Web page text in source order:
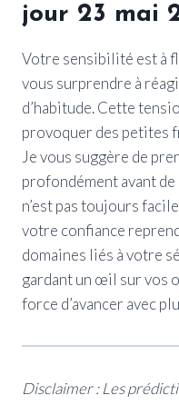
jour 23 mai
Votre sensibilité est à
vous surprendre à
d’habitude. Cette
provoquer des petites
Je vous suggère de
profondément avant
n’est pas toujours
votre confiance
domaines liés à votre
gardant un œil sur vos
force d’avancer avec
Disclaimer : Les